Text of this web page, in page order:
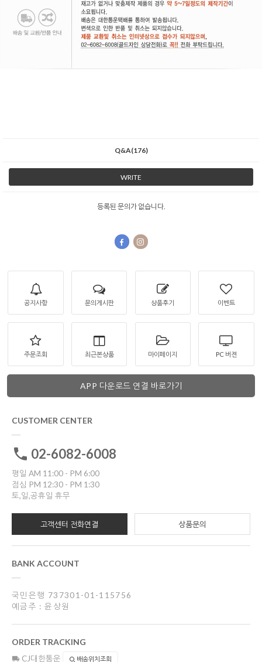
Q&A(176)
WRITE
등록된 문의가 없습니다.
공지사항 문의게시판 상품후기 이벤트
주문조회 최근본상품 마이페이지 PC 버젼
APP 다운로드 연결 바로가기
CUSTOMER CENTER
02-6082-6008
평일 AM 11:00 - PM 6:00
점심 PM 12:30 - PM 1:30
토,일,공휴일 휴무
고객센터 전화연결 상품문의
BANK ACCOUNT
국민은행 737301-01-115756
예금주 : 윤상원
ORDER TRACKING
CJ대한통운 배송위치조회